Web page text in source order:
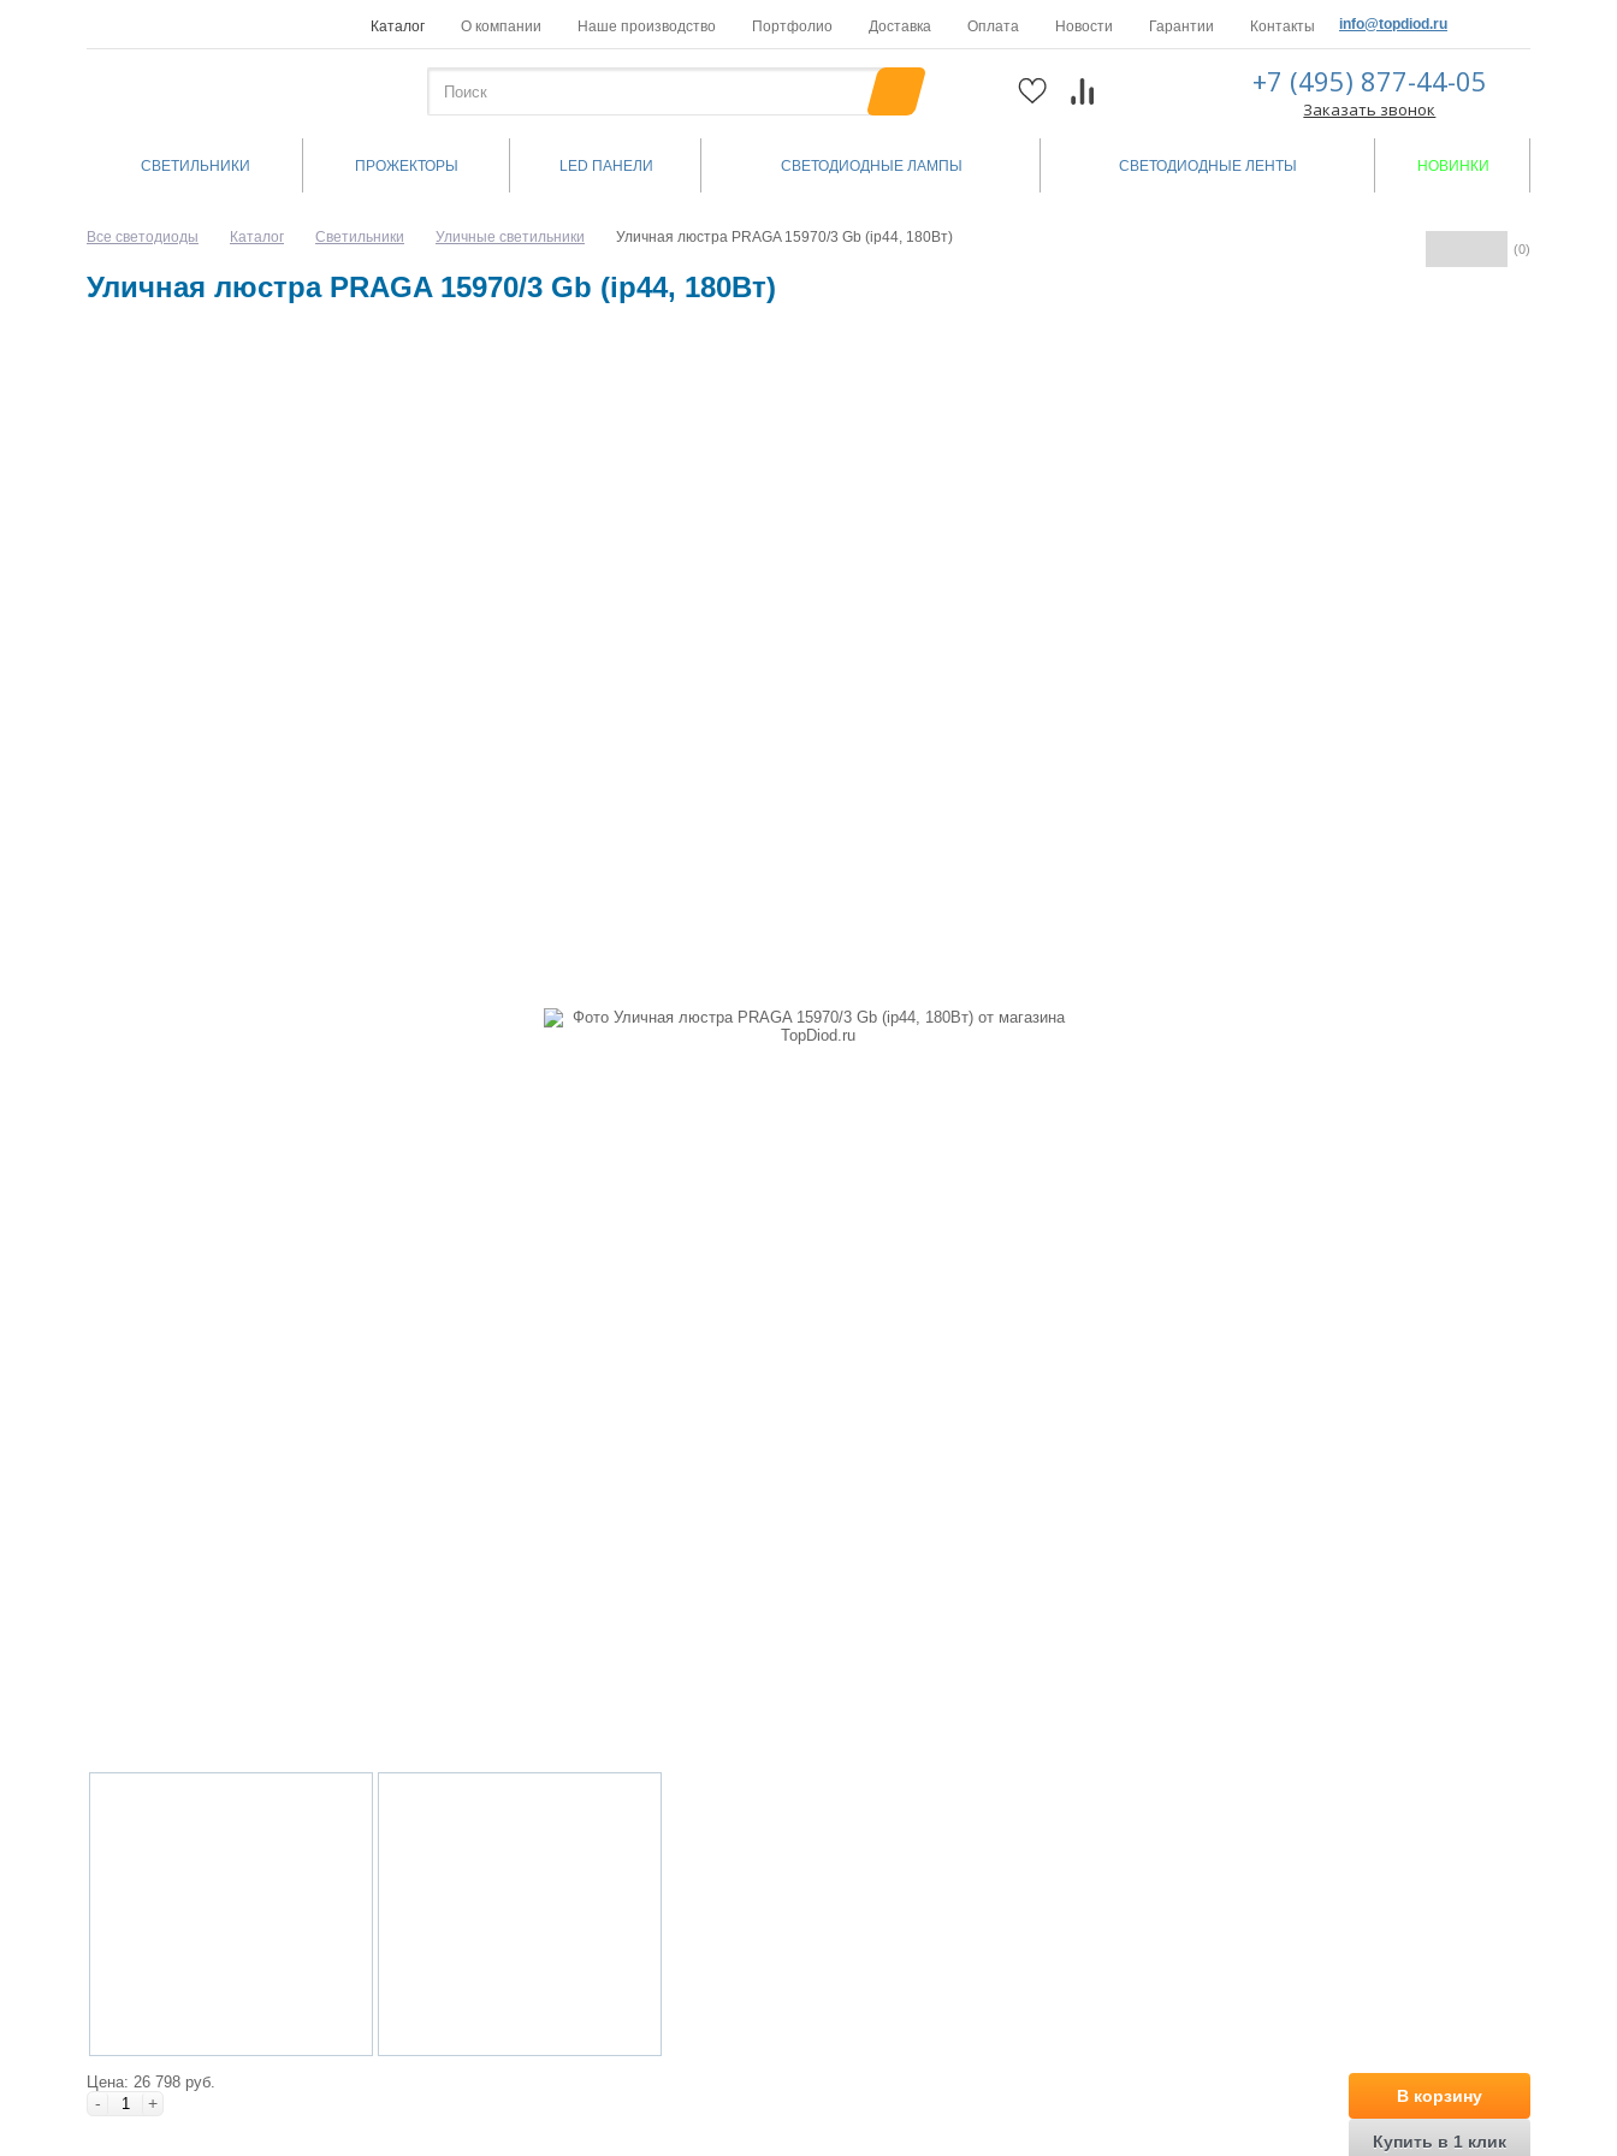
Каталог О компании Наше производство Портфолио Доставка Оплата Новости Гарантии Контакты info@topdiod.ru
+7 (495) 877-44-05
Заказать звонок
СВЕТИЛЬНИКИ ПРОЖЕКТОРЫ LED ПАНЕЛИ СВЕТОДИОДНЫЕ ЛАМПЫ СВЕТОДИОДНЫЕ ЛЕНТЫ НОВИНКИ
Все светодиоды Каталог Светильники Уличные светильники Уличная люстра PRAGA 15970/3 Gb (ip44, 180Вт)
Уличная люстра PRAGA 15970/3 Gb (ip44, 180Вт)
(0)
Цена: 26 798 руб.
- + В корзину
Купить в 1 клик